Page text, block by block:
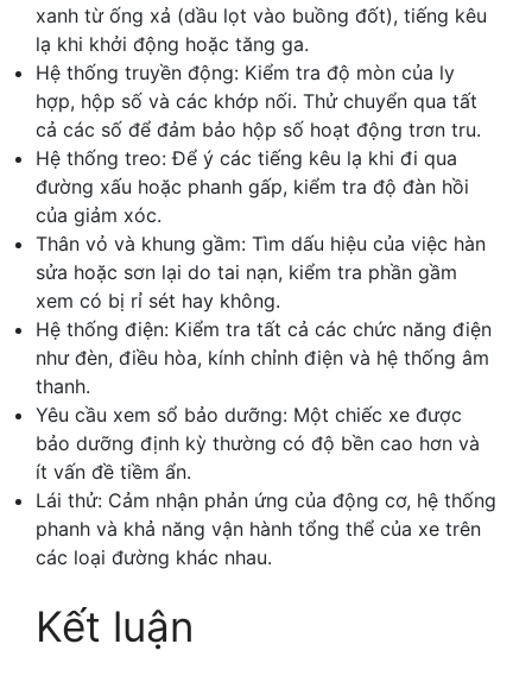
xanh từ ống xả (dầu lọt vào buồng đốt), tiếng kêu
lạ khi khởi động hoặc tăng ga.
Hệ thống truyền động: Kiểm tra độ mòn của ly
hợp, hộp số và các khớp nối. Thử chuyển qua tất
cả các số để đảm bảo hộp số hoạt động trơn tru.
Hệ thống treo: Để ý các tiếng kêu lạ khi đi qua
đường xấu hoặc phanh gấp, kiểm tra độ đàn hồi
của giảm xóc.
Thân vỏ và khung gầm: Tìm dấu hiệu của việc hàn
sửa hoặc sơn lại do tai nạn, kiểm tra phần gầm
xem có bị rỉ sét hay không.
Hệ thống điện: Kiểm tra tất cả các chức năng điện
như đèn, điều hòa, kính chỉnh điện và hệ thống âm
thanh.
Yêu cầu xem sổ bảo dưỡng: Một chiếc xe được
bảo dưỡng định kỳ thường có độ bền cao hơn và
ít vấn đề tiềm ẩn.
Lái thử: Cảm nhận phản ứng của động cơ, hệ thống
phanh và khả năng vận hành tổng thể của xe trên
các loại đường khác nhau.
Kết luận